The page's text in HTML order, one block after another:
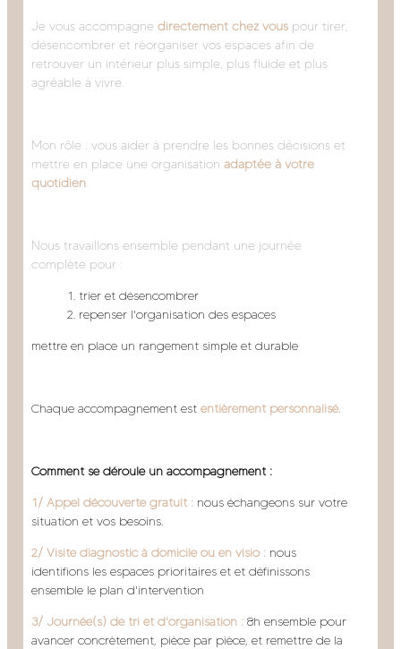
Je vous accompagne directement chez vous pour tirer,
désencombrer et réorganiser vos espaces afin de
retrouver un intérieur plus simple, plus fluide et plus
agréable à vivre.
Mon rôle : vous aider à prendre les bonnes décisions et
mettre en place une organisation adaptée à votre
quotidien.
Nous travaillons ensemble pendant une journée
complète pour :
trier et désencombrer
repenser l'organisation des espaces
mettre en place un rangement simple et durable
Chaque accompagnement est entièrement personnalisé.
Comment se déroule un accompagnement :
1/ Appel découverte gratuit : nous échangeons sur votre
situation et vos besoins.
2/ Visite diagnostic à domicile ou en visio : nous
identifions les espaces prioritaires et et définissons
ensemble le plan d'intervention
3/ Journée(s) de tri et d'organisation : 8h ensemble pour
avancer concrètement, pièce par pièce, et remettre de la